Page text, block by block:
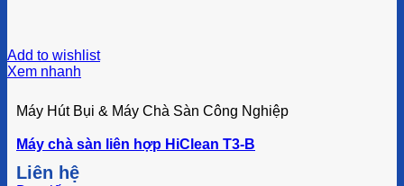
Add to wishlist
Xem nhanh
Máy Hút Bụi & Máy Chà Sàn Công Nghiệp
Máy chà sàn liên hợp HiClean T3-B
Liên hệ